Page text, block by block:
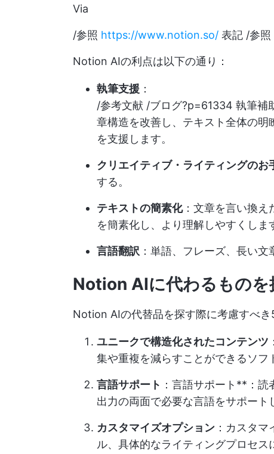
Via
/参照 https://www.notion.so/ 表記 /参照
Notion AIの利点は以下の通り：
執筆支援 ：
/参考文献 /ブログ?p=61334 執筆補
章構造を改善し、テキスト全体の
を支援します。
クリエイティブ・ライティングのお
する。
テキストの簡素化：文章を言い換え
を簡素化し、より理解しやすくしま
言語翻訳 ：単語、フレーズ、長い文
Notion AIに代わるものを
Notion AIの代替品を探す際に考慮すべき
ユニークで構造化されたコンテンツ
集や重複を減らすことができるソフ
言語サポート ：言語サポート**：
出力の両面で必要な言語をサポート
カスタマイズオプション ：カスタ
ル、具体的なライティングプロセ